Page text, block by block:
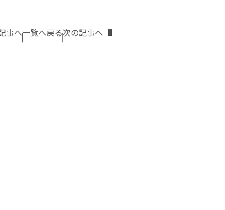
事へ一覧へ戻る次の記事へ